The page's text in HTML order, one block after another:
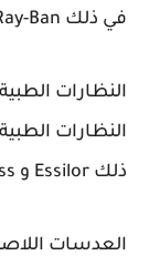
في ذلك Ray-Ban و Oakley و Prada و Gucci وغيرها.
النظارات
النظارات
ذلك Essilor و Zeiss و Hoya وغيرها.
العدسات